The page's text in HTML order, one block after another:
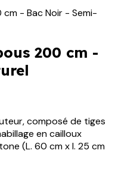
- Bac Noir - Semi-
200 cm -
composé de tiges
en cailloux
(L. 60 cm x l. 25 cm